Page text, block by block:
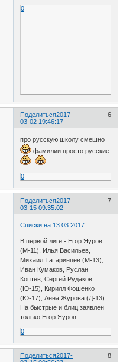
0
Поделиться 6
2017-
03-02 19:46:17
про русскую школу смешно
фамилии просто русские
0
Поделиться 7
2017-
03-15 09:35:02
Списки на 13.03.2017
В первой лиге - Егор Яуров
(М-11), Илья Васильев,
Михаил Татаринцев (М-13),
Иван Кумаков, Руслан
Коптев, Сергей Рудаков
(Ю-15), Кирилл Фошенко
(Ю-17), Анна Журова (Д-13)
На быстрые и блиц заявлен
только Егор Яуров
0
Поделиться 8
2017-